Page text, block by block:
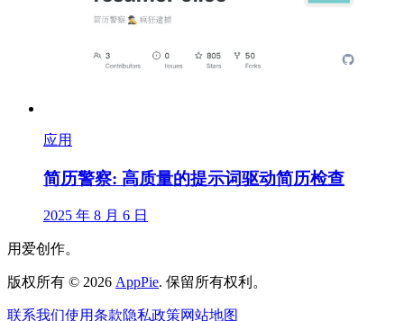
应用
简历警察: 高质量的提示词驱动简历检查
2025 年 8 月 6 日
用爱创作。
版权所有 © 2026 AppPie. 保留所有权利。
联系我们使用条款隐私政策网站地图